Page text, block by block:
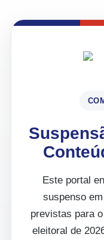
Este portal
suspenso
previstas para
eleitoral de